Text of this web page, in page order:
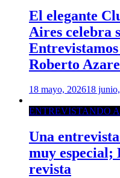
El elegante
Aires celebra
Roberto
18 mayo, 202618
ENTREVISTANDO
Una
muy especial;
revista